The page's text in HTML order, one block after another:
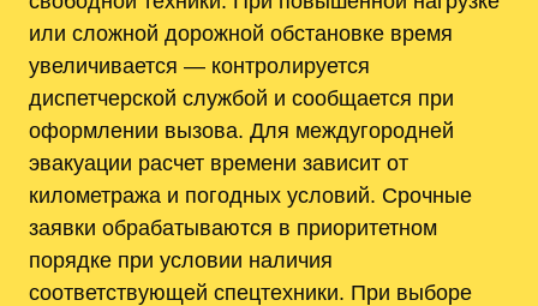
или сложной дорожной обстановке время
увеличивается — контролируется
диспетчерской службой и сообщается при
оформлении вызова. Для междугородней
эвакуации расчет времени зависит от
километража и погодных условий. Срочные
заявки обрабатываются в приоритетном
порядке при условии наличия
соответствующей спецтехники. При выборе